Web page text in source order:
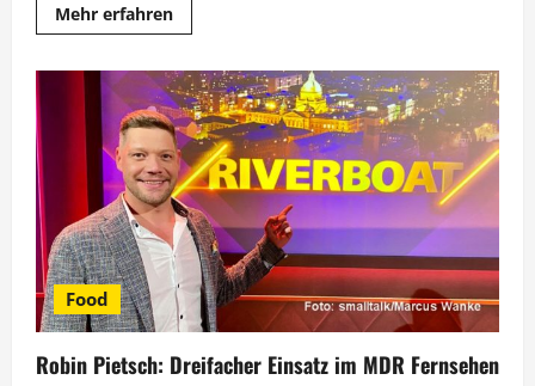
Mehr erfahrenMehr
Informationen
Möller
veröffentlicht
„Liebe
Angst,
Zeit,
dass
du
gehst“
Food
Robin Pietsch: Dreifacher Einsatz im MDR Fernsehen